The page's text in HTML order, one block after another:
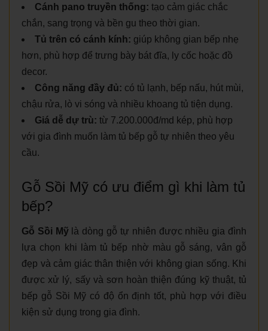
Cánh pano truyền thống: tạo cảm giác chắc
chắn, sang trọng và bền gu theo thời gian.
Tủ trên có cánh kính: giúp không gian bếp nhẹ
hơn, phù hợp để trưng bày bát đĩa, ly cốc hoặc đồ
decor.
Công năng đầy đủ: có tủ lạnh, bếp nấu, hút mùi,
chậu rửa, lò vi sóng và nhiều khoang tủ tiện dụng.
Giá dễ dự trù: từ 7.200.000đ/md kép, phù hợp
với gia đình muốn làm tủ bếp gỗ tự nhiên theo yêu
cầu.
Gỗ Sồi Mỹ có ưu điểm gì khi làm tủ
bếp?
Gỗ Sồi Mỹlà dòng gỗ tự nhiên được nhiều gia đình
lựa chọn khi làm tủ bếp nhờ màu gỗ sáng, vân gỗ
đẹp và cảm giác thân thiện với không gian sống. Khi
được xử lý, sấy và sơn hoàn thiện đúng kỹ thuật, tủ
bếp gỗ Sồi Mỹ có độ ổn định tốt, phù hợp với điều
kiện sử dụng trong gia đình.